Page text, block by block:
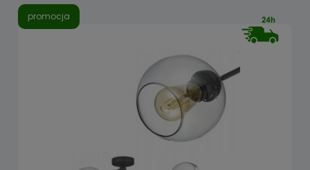
promocja